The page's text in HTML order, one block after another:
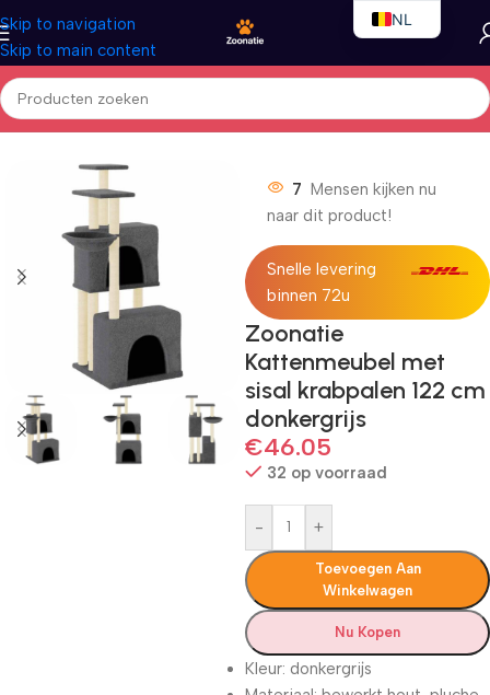
Skip to navigation
Skip to main content
Home/Katten/Kattenmeubels
7 Mensen kijken nu
naar dit product!
Snelle levering
binnen 72u
Zoonatie
Kattenmeubel met
sisal krabpalen 122 cm
donkergrijs
€46.05
32 op voorraad
- +
Toevoegen Aan
Winkelwagen
Nu Kopen
Kleur: donkergrijs
NL